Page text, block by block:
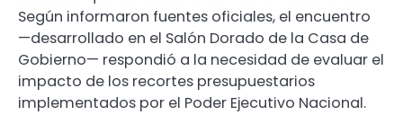
Según informaron fuentes oficiales, el encuentro
—desarrollado en el Salón Dorado de la Casa de
Gobierno— respondió a la necesidad de evaluar el
impacto de los recortes presupuestarios
implementados por el Poder Ejecutivo Nacional.